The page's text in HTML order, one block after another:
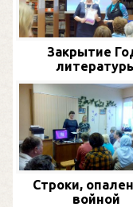
Закрытие
Строки,
войной